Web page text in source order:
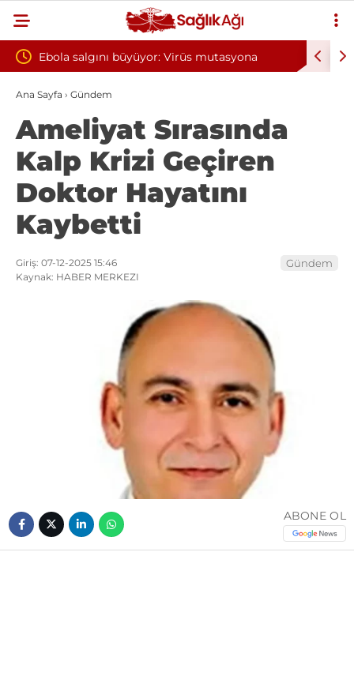
Virüs mutasyona Yılın ilk 6 ayında 10 bini aşkın hasta
Ana Sayfa › Gündem
Ameliyat Sırasında
Kalp Krizi Geçiren
Doktor Hayatını
Kaybetti
Giriş: 07-12-2025 15:46
Kaynak: HABER MERKEZI
Gündem
ABONE OL